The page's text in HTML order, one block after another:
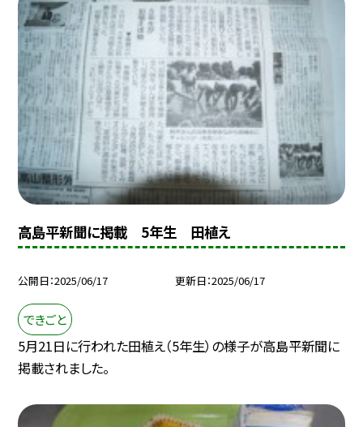
高島平新聞に掲載 5年生 田植え
公開日 2025/06/17 更新日 2025/06/17
できごと
5月21日に行われた田植え（5年生）の様子が高島平新聞に
掲載されました。